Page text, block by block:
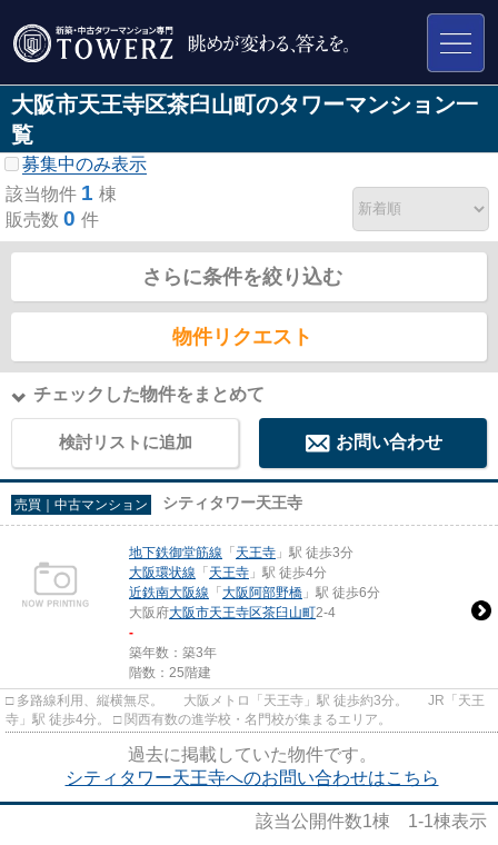
大阪市天王寺区茶臼山町のタワーマンション一
覧
募集中のみ表示
該当物件 1 棟
販売数 0 件
さらに条件を絞り込む
物件リクエスト
チェックした物件をまとめて
検討リストに追加 お問い合わせ
売買｜中古マンション シティタワー天王寺
地下鉄御堂筋線 「 天王寺 」駅 徒歩3分
大阪環状線 「 天王寺 」駅 徒歩4分
近鉄南大阪線 「 大阪阿部野橋 」駅 徒歩6分
大阪府大阪市天王寺区茶臼山町2-4
-
築年数：築3年
階数：25階建
□ 多路線利用、縦横無尽。 大阪メトロ「天王寺」駅 徒歩約3分。 JR「天王
寺」駅 徒歩4分。 □ 関西有数の進学校・名門校が集まるエリア。
過去に掲載していた物件です。
シティタワー天王寺へのお問い合わせはこちら
該当公開件数1棟 1-1棟表示